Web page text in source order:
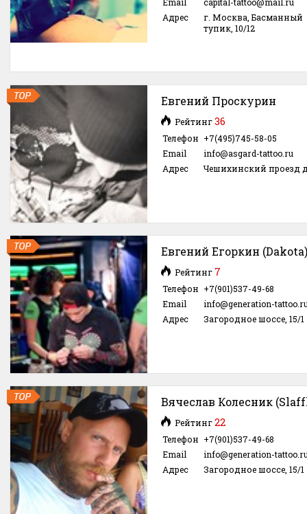
Email
capital-tattoo@mail.ru
Адрес
г. Москва, Басманный
тупик, 10/12
Евгений Проскурин
Рейтинг36
Телефон +7(495)745-58-05
Email
info@asgard-tattoo.ru
Адрес
Чешихинский проезд
Евгений Егоркин (Dakota)
Рейтинг 7
Телефон +7(901)537-49-68
Email
info@generation-
Адрес
Загородное шоссе, 15/1
Вячеслав Колесник
Рейтинг22
Телефон +7(901)537-49-68
Email
info@generation-
Адрес
Загородное шоссе, 15/1